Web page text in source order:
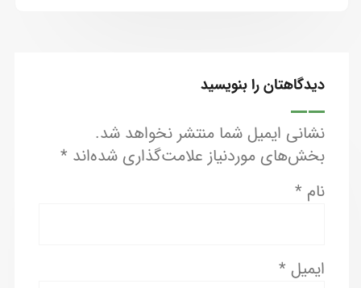
دیدگاهتان را بنویسید
نشانی ایمیل شما منتشر نخواهد شد.
بخش‌های موردنیاز علامت‌گذاری شده‌اند *
نام *
ایمیل *